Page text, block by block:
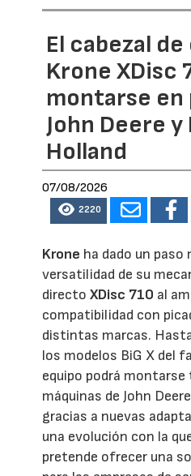
El cabezal
Krone XDisc
montarse en
John Deere y
Holland
07/08/2026
2220
Krone ha dado un paso
versatilidad de su
directoXDisc 710 al
compatibilidad con
distintas marcas.
los modelos BiG X del
equipo podrá montarse
máquinas de John
gracias a nuevas
una evolución con la
pretende ofrecer una